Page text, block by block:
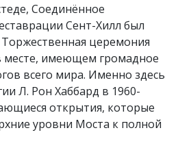
Соединённое
Сент-Хилл был
церемония
месте, имеющем громадное
всего мира. Именно здесь
Л. Рон Хаббард в 1960-
открытия, которые
уровни Моста к полной